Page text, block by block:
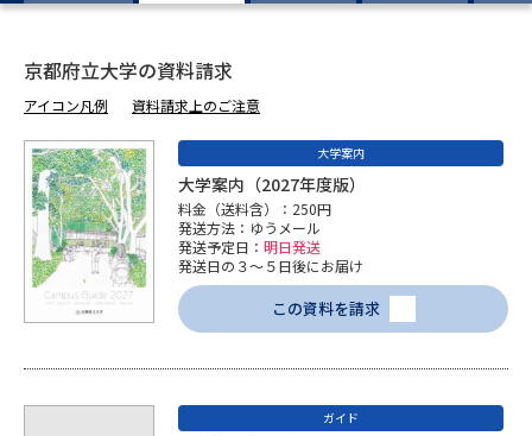
専門学校の資料請求
留学・進学関連、塾・予備校
大学入学共通テスト「受験案
内」の請求
大学入学共通テスト「受験上の
配慮案内」の請求
高等学校卒業程度認定試験
幼稚園教員資格認定試験 小学校教員資格認定試験
高等学校（情報）教員資格認定
京都府立大学の資料請求
アイコン凡例 資料請求上のご注意
大学案内
大学案内（2027年度版）
料金（送料含）：250円
発送方法：ゆうメール
発送予定日： 明日発送
発送日の３～５日後にお届け
この資料を請求
ガイド